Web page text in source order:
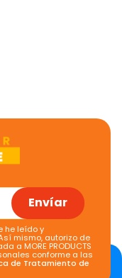
Envíar
he leído y
mismo, autorizo de
a MORE PRODUCTS
conforme a las
de Tratamiento de